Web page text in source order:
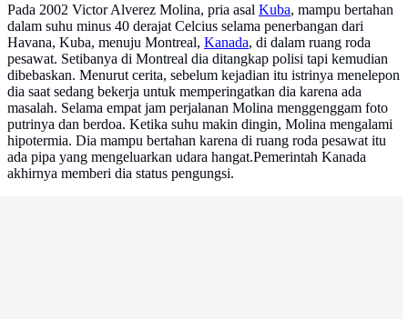
Pada 2002 Victor Alverez Molina, pria asal Kuba, mampu bertahan
dalam suhu minus 40 derajat Celcius selama penerbangan dari
Havana, Kuba, menuju Montreal, Kanada, di dalam ruang roda
pesawat. Setibanya di Montreal dia ditangkap polisi tapi kemudian
dibebaskan. Menurut cerita, sebelum kejadian itu istrinya menelepon
dia saat sedang bekerja untuk memperingatkan dia karena ada
masalah. Selama empat jam perjalanan Molina menggenggam foto
putrinya dan berdoa. Ketika suhu makin dingin, Molina mengalami
hipotermia. Dia mampu bertahan karena di ruang roda pesawat itu
ada pipa yang mengeluarkan udara hangat.Pemerintah Kanada
akhirnya memberi dia status pengungsi.